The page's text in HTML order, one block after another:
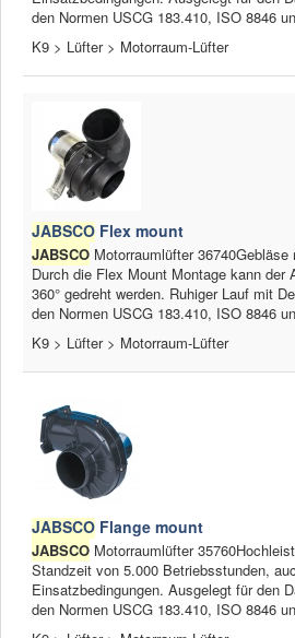
den Normen USCG 183.410, ISO 8846
K9 > Lüfter > Motorraum-Lüfter
JABSCO Flex mount
JABSCO Motorraumlüfter
Durch die Flex Mount Montage kann der
360° gedreht werden. Ruhiger Lauf mit
den Normen USCG 183.410, ISO 8846
K9 > Lüfter > Motorraum-Lüfter
JABSCO Flange mount
JABSCO Motorraumlüfter
Standzeit von 5.000 Betriebsstunden,
Einsatzbedingungen. Ausgelegt für den
den Normen USCG 183.410, ISO 8846